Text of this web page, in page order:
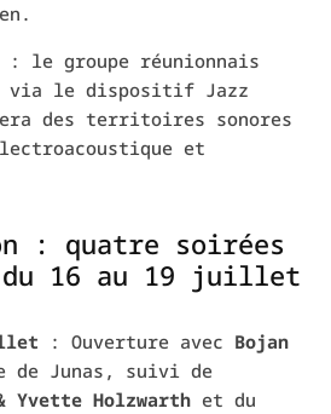
: le groupe réunionnais
via le dispositif Jazz
des territoires sonores
et
: quatre soirées
du 16 au 19 juillet
: Ouverture avec Bojan
de Junas, suivi de
Yvette Holzwarth et du